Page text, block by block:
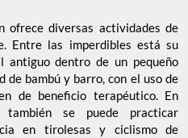
ofrece diversas actividades de
Entre las imperdibles está su
antiguo dentro de un pequeño
de bambú y barro, con el uso de
de beneficio terapéutico. En
se puede practicar
en tirolesas y ciclismo de